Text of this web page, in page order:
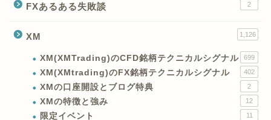
FXあるある失敗談 2
XM 1,126
XM(XMTrading)のCFD銘柄テクニカルシグナル 699
XM(XMtrading)のFX銘柄テクニカルシグナル 402
XMの口座開設とブログ特典 2
XMの特徴と強み 12
限定イベント 11